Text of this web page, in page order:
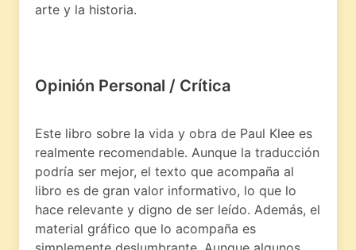
arte y la historia.
Opinión Personal / Crítica
Este libro sobre la vida y obra de Paul Klee es
realmente recomendable. Aunque la traducción
podría ser mejor, el texto que acompaña al
libro es de gran valor informativo, lo que lo
hace relevante y digno de ser leído. Además, el
material gráfico que lo acompaña es